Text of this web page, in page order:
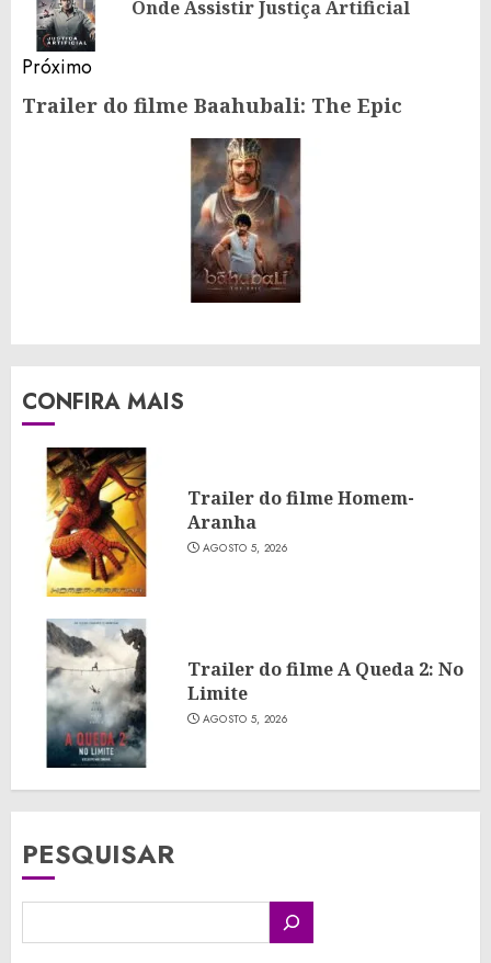
Onde Assistir Justiça Artificial
Próximo
Próximo
Trailer do filme Baahubali: The Epic
CONFIRA MAIS
Trailer do filme Homem-
Aranha
AGOSTO 5, 2026
Trailer do filme A Queda 2: No
Limite
AGOSTO 5, 2026
PESQUISAR